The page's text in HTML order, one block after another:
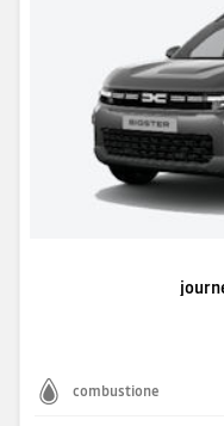
combustione